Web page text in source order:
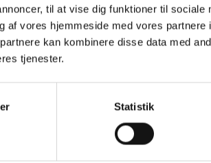
til at vise dig funktioner til sociale
af vores hjemmeside med vores partnere
kan kombinere disse data med
tjenester.
Statistik
har også købt